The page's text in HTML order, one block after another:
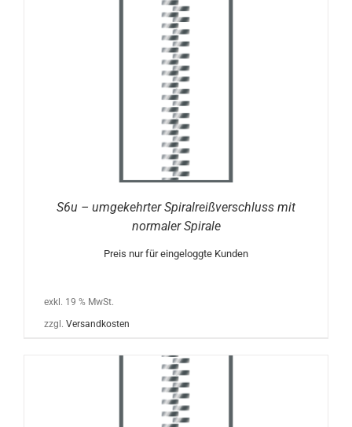
S6u – umgekehrter Spiralreißverschluss mit
normaler Spirale
Preis nur für eingeloggte Kunden
exkl. 19 % MwSt.
zzgl. Versandkosten